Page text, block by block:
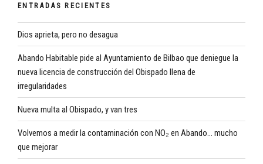
ENTRADAS RECIENTES
Dios aprieta, pero no desagua
Abando Habitable pide al Ayuntamiento de Bilbao que deniegue la
nueva licencia de construcción del Obispado llena de
irregularidades
Nueva multa al Obispado, y van tres
Volvemos a medir la contaminación con NO₂ en Abando… mucho
que mejorar